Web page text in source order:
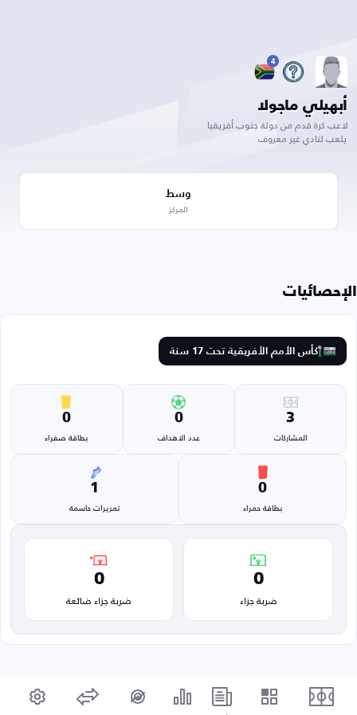
4
أبهيلي ماجولا
لاعب كرة قدم من دولة جنوب أفريقيا
يلعب لنادي غير معروف
وسط
المركز
الإحصائيات
كأس الأمم الأفريقية تحت 17 سنة
3
المشاركات
0
عدد الاهداف
0
بطاقة صفراء
0
بطاقة حمراء
1
تمريرات حاسمة
0
ضربة جزاء
0
ضربة جزاء ضائعة